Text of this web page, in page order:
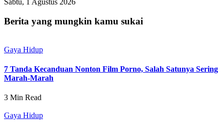
Sabtu, 1 Agustus 2026
Berita yang mungkin kamu sukai
Gaya Hidup
7 Tanda Kecanduan Nonton Film Porno, Salah Satunya Sering
Marah-Marah
3 Min Read
Gaya Hidup